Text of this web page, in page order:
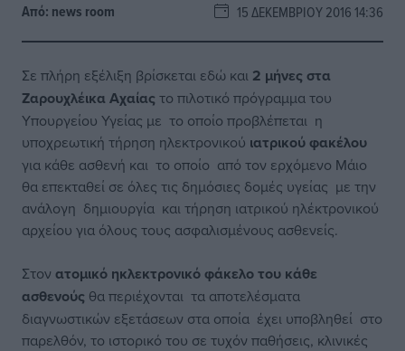
Από: news room 15 ΔΕΚΕΜΒΡΊΟΥ 2016 14:36
Σε πλήρη εξέλιξη βρίσκεται εδώ και 2 μήνες στα
Ζαρουχλέικα Αχαίας το πιλοτικό πρόγραμμα του
Υπουργείου Υγείας με το οποίο προβλέπεται η
υποχρεωτική τήρηση ηλεκτρονικού ιατρικού φακέλου
για κάθε ασθενή και το οποίο από τον ερχόμενο Μάιο
θα επεκταθεί σε όλες τις δημόσιες δομές υγείας με την
ανάλογη δημιουργία και τήρηση ιατρικού ηλέκτρονικού
αρχείου για όλους τους ασφαλισμένους ασθενείς.
Στον ατομικό ηκλεκτρονικό φάκελο του κάθε
ασθενούς θα περιέχονται τα αποτελέσματα
διαγνωστικών εξετάσεων στα οποία έχει υποβληθεί στο
παρελθόν, το ιστορικό του σε τυχόν παθήσεις, κλινικές